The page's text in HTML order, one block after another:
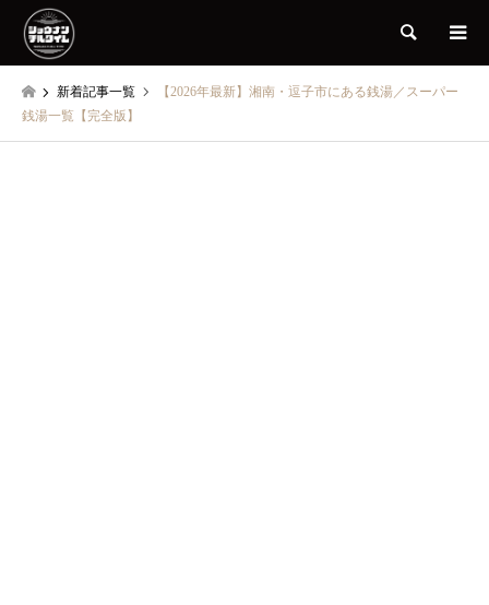
検索
新着記事一覧
【2026年最新】湘南・逗子市にある銭湯／スーパー
銭湯一覧【完全版】